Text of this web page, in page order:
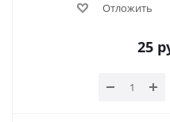
Отложить
25